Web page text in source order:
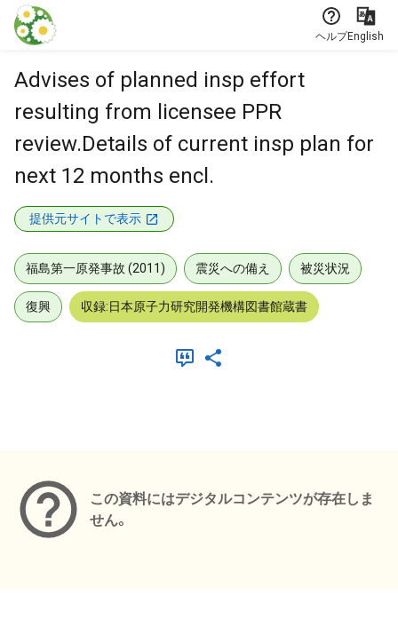
本文に飛ぶ
ヘルプEnglish
Advises of planned insp effort
resulting from licensee PPR
review.Details of current insp plan for
next 12 months encl.
提供元サイトで表示
福島第一原発事故 (2011) 震災への備え 被災状況
復興 収録:日本原子力研究開発機構図書館蔵書
この資料にはデジタルコンテンツが存在しま
せん。